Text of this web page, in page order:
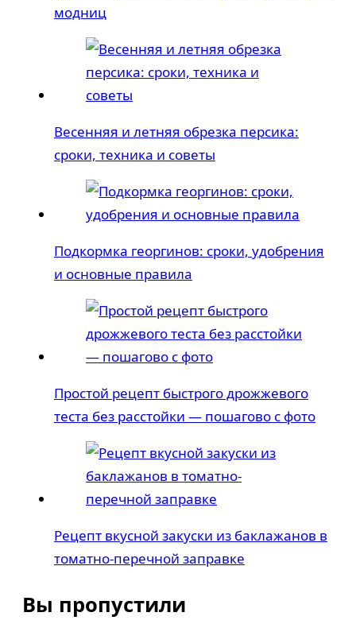
модниц
Весенняя и летняя обрезка персика:
сроки, техника и советы
Подкормка георгинов: сроки, удобрения
и основные правила
Простой рецепт быстрого дрожжевого
теста без расстойки — пошагово с фото
Рецепт вкусной закуски из баклажанов в
томатно-перечной заправке
Вы пропустили